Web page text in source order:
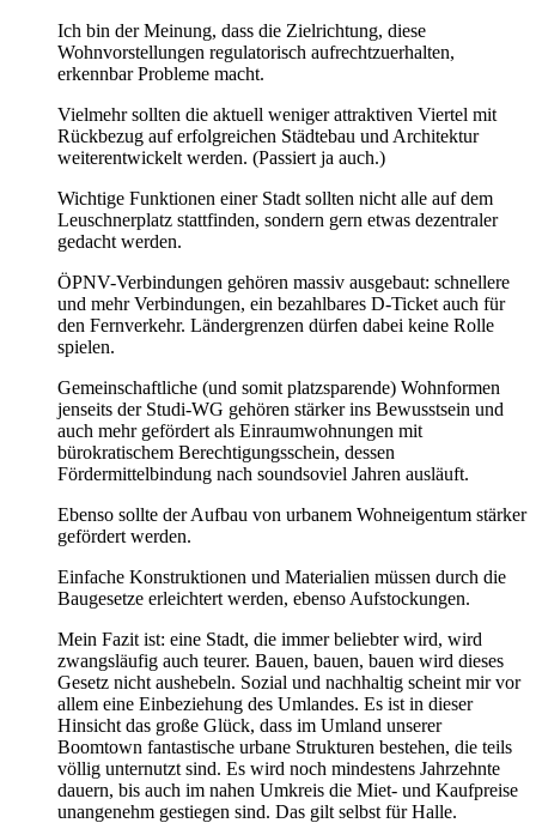
Ich bin der Meinung, dass die Zielrichtung, diese
Wohnvorstellungen regulatorisch aufrechtzuerhalten,
erkennbar Probleme macht.
Vielmehr sollten die aktuell weniger attraktiven Viertel mit
Rückbezug auf erfolgreichen Städtebau und Architektur
weiterentwickelt werden. (Passiert ja auch.)
Wichtige Funktionen einer Stadt sollten nicht alle auf dem
Leuschnerplatz stattfinden, sondern gern etwas dezentraler
gedacht werden.
ÖPNV-Verbindungen gehören massiv ausgebaut: schnellere
und mehr Verbindungen, ein bezahlbares D-Ticket auch für
den Fernverkehr. Ländergrenzen dürfen dabei keine Rolle
spielen.
Gemeinschaftliche (und somit platzsparende) Wohnformen
jenseits der Studi-WG gehören stärker ins Bewusstsein und
auch mehr gefördert als Einraumwohnungen mit
bürokratischem Berechtigungsschein, dessen
Fördermittelbindung nach soundsoviel Jahren ausläuft.
Ebenso sollte der Aufbau von urbanem Wohneigentum stärker
gefördert werden.
Einfache Konstruktionen und Materialien müssen durch die
Baugesetze erleichtert werden, ebenso Aufstockungen.
Mein Fazit ist: eine Stadt, die immer beliebter wird, wird
zwangsläufig auch teurer. Bauen, bauen, bauen wird dieses
Gesetz nicht aushebeln. Sozial und nachhaltig scheint mir vor
allem eine Einbeziehung des Umlandes. Es ist in dieser
Hinsicht das große Glück, dass im Umland unserer
Boomtown fantastische urbane Strukturen bestehen, die teils
völlig unternutzt sind. Es wird noch mindestens Jahrzehnte
dauern, bis auch im nahen Umkreis die Miet- und Kaufpreise
unangenehm gestiegen sind. Das gilt selbst für Halle.